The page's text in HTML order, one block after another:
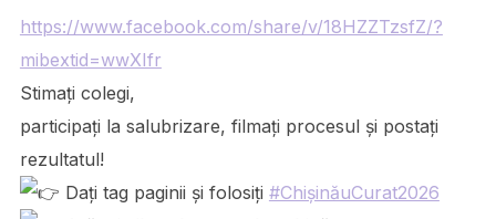
https://www.facebook.com/share/v/18HZZTzsfZ/?
mibextid=wwXIfr
Stimați colegi,
participați la salubrizare, filmați procesul și postați
rezultatul!
Dați tag paginii și folosiți #ChișinăuCurat2026